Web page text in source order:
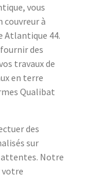
vous
couvreur à
Atlantique 44.
des
travaux de
en terre
Qualibat
des
sur
attentes. Notre
votre